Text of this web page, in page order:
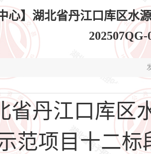
心】湖北省丹江口库区水
省丹江口库区
范项目十二标